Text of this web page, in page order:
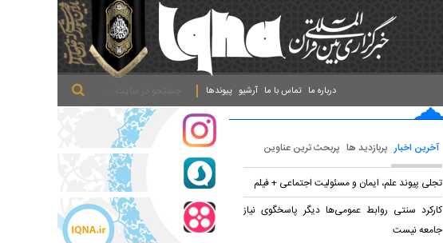
پیوندها آرشیو تماس با ما درباره ما
آخرین اخبار پربازدید ها پربحث ترین عناوین
تجلی پیوند علم، ایمان و مسئولیت اجتماعی + فیلم
کارکرد سنتی روابط عمومی‌ها دیگر پاسخگوی نیاز
جامعه نیست